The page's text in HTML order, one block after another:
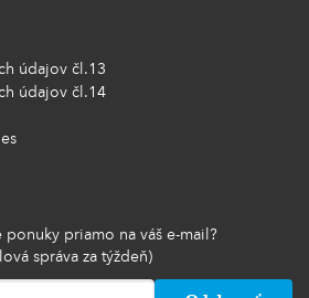
údajov čl.13
údajov čl.14
ponuky priamo na váš e-mail?
správa za týždeň)